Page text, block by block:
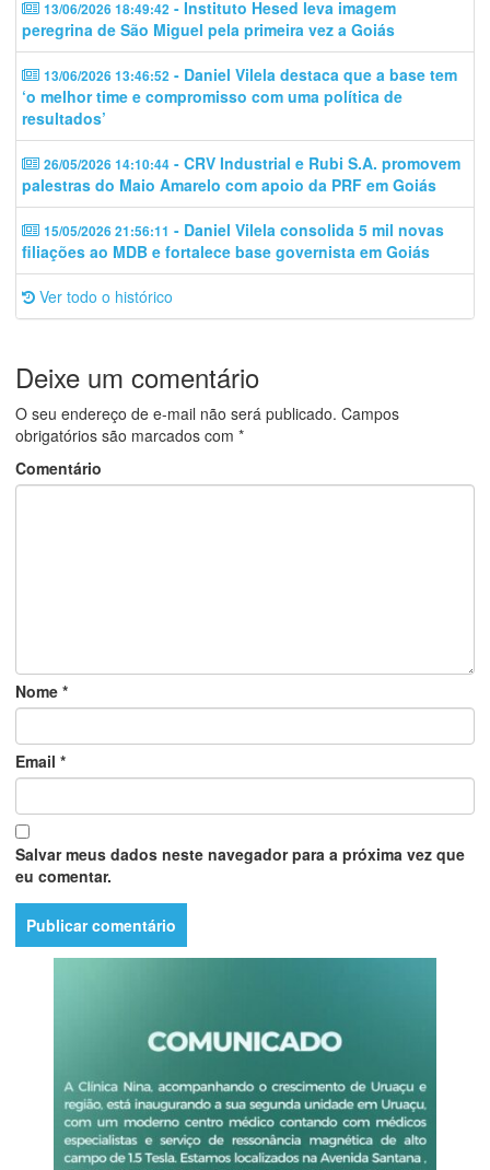
13/06/2026 18:49:42 - Instituto Hesed leva imagem
peregrina de São Miguel pela primeira vez a Goiás
13/06/2026 13:46:52 - Daniel Vilela destaca que a base tem
‘o melhor time e compromisso com uma política de
resultados’
26/05/2026 14:10:44 - CRV Industrial e Rubi S.A. promovem
palestras do Maio Amarelo com apoio da PRF em Goiás
15/05/2026 21:56:11 - Daniel Vilela consolida 5 mil novas
filiações ao MDB e fortalece base governista em Goiás
Ver todo o histórico
Deixe um comentário
O seu endereço de e-mail não será publicado. Campos
obrigatórios são marcados com *
Comentário
Nome *
Email *
Salvar meus dados neste navegador para a próxima vez que
eu comentar.